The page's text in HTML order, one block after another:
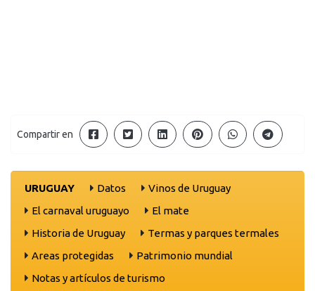
Compartir en
URUGUAY Datos
Vinos de Uruguay
El carnaval uruguayo
El mate
Historia de Uruguay
Termas y parques termales
Areas protegidas
Patrimonio mundial
Notas y artículos de turismo